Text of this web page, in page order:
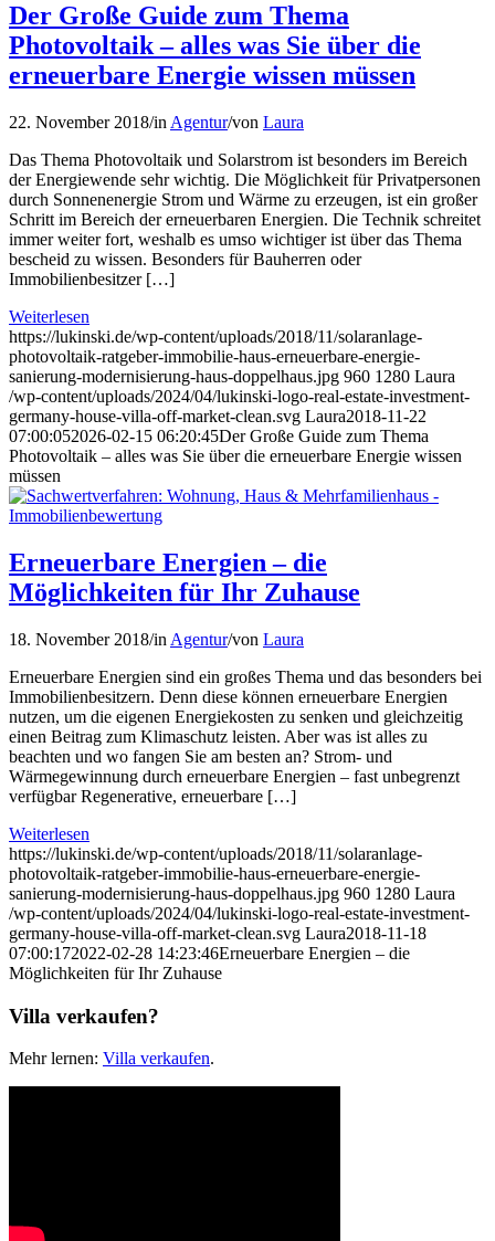
Der Große Guide zum Thema
Photovoltaik – alles was Sie über die
erneuerbare Energie wissen müssen
22. November 2018/in Agentur/von Laura
Das Thema Photovoltaik und Solarstrom ist besonders im Bereich
der Energiewende sehr wichtig. Die Möglichkeit für Privatpersonen
durch Sonnenenergie Strom und Wärme zu erzeugen, ist ein großer
Schritt im Bereich der erneuerbaren Energien. Die Technik schreitet
immer weiter fort, weshalb es umso wichtiger ist über das Thema
bescheid zu wissen. Besonders für Bauherren oder
Immobilienbesitzer […]
Weiterlesen
https://lukinski.de/wp-content/uploads/2018/11/solaranlage-
photovoltaik-ratgeber-immobilie-haus-erneuerbare-energie-
sanierung-modernisierung-haus-doppelhaus.jpg 960 1280 Laura
/wp-content/uploads/2024/04/lukinski-logo-real-estate-investment-
germany-house-villa-off-market-clean.svg Laura2018-11-22
07:00:052026-02-15 06:20:45Der Große Guide zum Thema
Photovoltaik – alles was Sie über die erneuerbare Energie wissen
müssen
Erneuerbare Energien – die
Möglichkeiten für Ihr Zuhause
18. November 2018/in Agentur/von Laura
Erneuerbare Energien sind ein großes Thema und das besonders bei
Immobilienbesitzern. Denn diese können erneuerbare Energien
nutzen, um die eigenen Energiekosten zu senken und gleichzeitig
einen Beitrag zum Klimaschutz leisten. Aber was ist alles zu
beachten und wo fangen Sie am besten an? Strom- und
Wärmegewinnung durch erneuerbare Energien – fast unbegrenzt
verfügbar Regenerative, erneuerbare […]
Weiterlesen
https://lukinski.de/wp-content/uploads/2018/11/solaranlage-
photovoltaik-ratgeber-immobilie-haus-erneuerbare-energie-
sanierung-modernisierung-haus-doppelhaus.jpg 960 1280 Laura
/wp-content/uploads/2024/04/lukinski-logo-real-estate-investment-
germany-house-villa-off-market-clean.svg Laura2018-11-18
07:00:172022-02-28 14:23:46Erneuerbare Energien – die
Möglichkeiten für Ihr Zuhause
Villa verkaufen?
Mehr lernen: Villa verkaufen.